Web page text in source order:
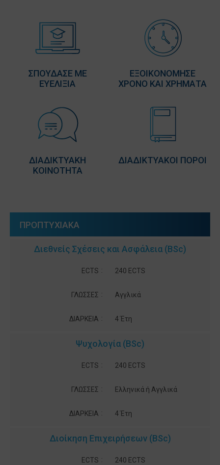
ΣΠΟΥΔΑΣΕ ΜΕ
ΕΥΕΛΙΞΙΑ
ΕΞΟΙΚΟΝΟΜΗΣΕ
ΧΡΟΝΟ ΚΑΙ ΧΡΗΜΑΤΑ
ΔΙΑΔΙΚΤΥΑΚΗ
ΚΟΙΝΟΤΗΤΑ
ΔΙΑΔΙΚΤΥΑΚΟΙ ΠΟΡΟΙ
ΠΡΟΠΤΥΧΙΑΚΑ
Διεθνείς Σχέσεις και Ασφάλεια (BSc)
ECTS : 240 ECTS
ΓΛΩΣΣΕΣ : Αγγλικά
ΔΙΑΡΚΕΙΑ : 4 Έτη
Ψυχολογία (BSc)
ECTS : 240 ECTS
ΓΛΩΣΣΕΣ : Ελληνικά ή Αγγλικά
ΔΙΑΡΚΕΙΑ : 4 Έτη
Διοίκηση Επιχειρήσεων (BSc)
ECTS : 240 ECTS